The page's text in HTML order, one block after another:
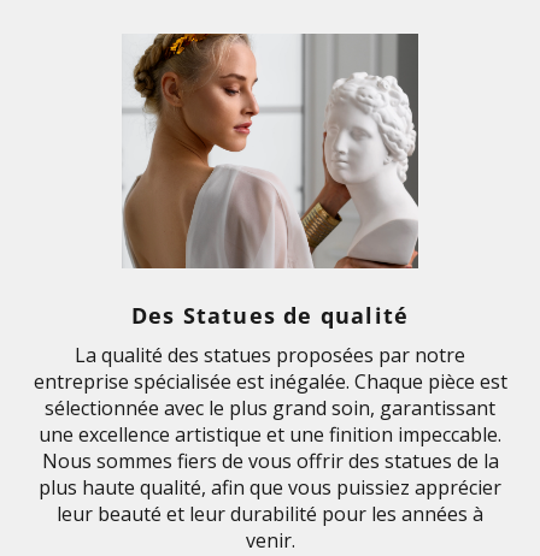
Des Statues de qualité
La qualité des statues proposées par notre
entreprise spécialisée est inégalée. Chaque pièce est
sélectionnée avec le plus grand soin, garantissant
une excellence artistique et une finition impeccable.
Nous sommes fiers de vous offrir des statues de la
plus haute qualité, afin que vous puissiez apprécier
leur beauté et leur durabilité pour les années à
venir.